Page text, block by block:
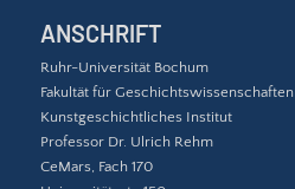
ANSCHRIFT
Ruhr-Universität Bochum
Fakultät für Geschichtswissenschaften
Kunstgeschichtliches Institut
Professor Dr. Ulrich Rehm
CeMars, Fach 170